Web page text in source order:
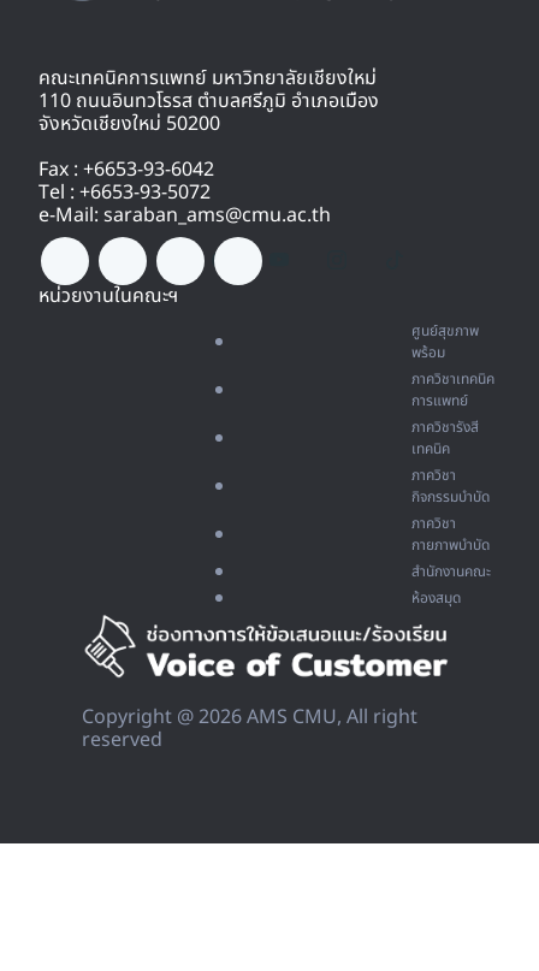
คณะเทคนิคการแพทย์ มหาวิทยาลัยเชียงใหม่
110 ถนนอินทวโรรส ตำบลศรีภูมิ อำเภอเมือง
จังหวัดเชียงใหม่ 50200
Fax : +6653-93-6042
Tel : +6653-93-5072
e-Mail: saraban_ams@cmu.ac.th
หน่วยงานในคณะฯ
ศูนย์สุขภาพ
พร้อม
ภาควิชาเทคนิค
การแพทย์
ภาควิชารังสี
เทคนิค
ภาควิชา
กิจกรรมบำบัด
ภาควิชา
กายภาพบำบัด
สำนักงานคณะ
ห้องสมุด
Copyright @ 2026 AMS CMU, All right
reserved